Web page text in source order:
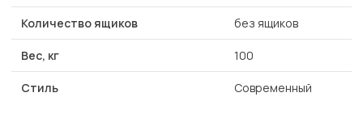
Количество ящиков без ящиков
Вес, кг 100
Стиль Современный